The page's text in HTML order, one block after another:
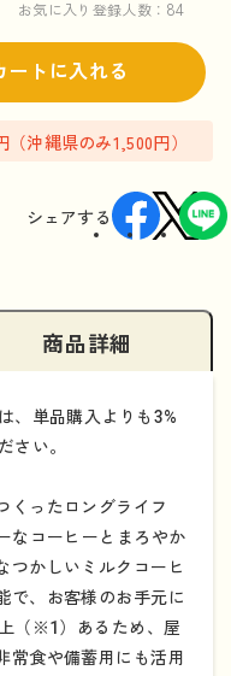
お気に入り登録人数： 84
ートに入れる
沖縄県のみ1,500円）
シェアする
商品詳細
、単品購入よりも3%
さい。
くったロングライフ
なコーヒーとまろやか
つかしいミルクコーヒ
で、お客様のお手元に
（※1）あるため、屋
常食や備蓄用にも活用